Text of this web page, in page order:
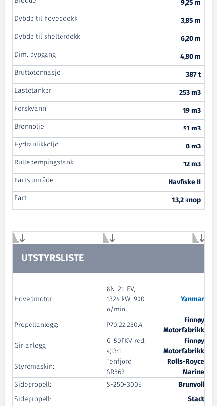
9,25 m
Dybde til hoveddekk
3,85 m
Dybde til shelterdekk
6,20 m
Dim. dypgang
4,80 m
Bruttotonnasje
387 t
Lastetanker
253 m3
Ferskvann
19 m3
Brennolje
51 m3
Hydraulikkolje
8 m3
Rulledempingstank
12 m3
Fartsområde
Havfiske II
Fart
13,2 knop
UTSTYRSLISTE
Hovedmotor:
8N-21-EV,
1324 kW, 900
o/min
Yanmar
Propellanlegg: P70.22.250.4
Finnøy
Motorfabrikk
Gir anlegg:
G-50FKV red.
4,13:1
Finnøy
Motorfabrikk
Styremaskin:
Tenfjord
SR562
Rolls-Royce
Marine
Sidepropell:
S-250-300E
Brunvoll
Sidepropell:
Stadt